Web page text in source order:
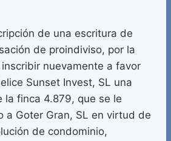
de una escritura de
de proindiviso, por la
nuevamente a favor
Sunset Invest, SL una
la finca 4.879, que se le
a Goter Gran, SL en virtud de
de condominio,